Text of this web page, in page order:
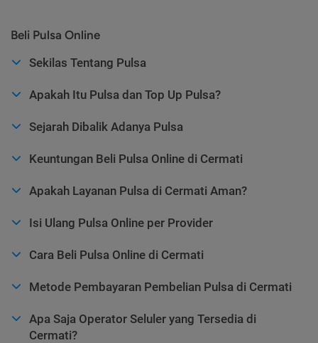
Beli Pulsa Online
Sekilas Tentang Pulsa
Apakah Itu Pulsa dan Top Up Pulsa?
Sejarah Dibalik Adanya Pulsa
Keuntungan Beli Pulsa Online di Cermati
Apakah Layanan Pulsa di Cermati Aman?
Isi Ulang Pulsa Online per Provider
Cara Beli Pulsa Online di Cermati
Metode Pembayaran Pembelian Pulsa di Cermati
Apa Saja Operator Seluler yang Tersedia di
Cermati?